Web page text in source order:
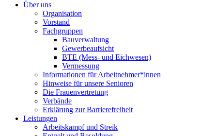
Über uns
Orga­ni­sa­tion
Vorstand
Fach­gruppen
Bauver­wal­tung
Gewer­be­auf­sicht
BTE (Mess- und Eichwesen)
Vermes­sung
Infor­ma­tionen für Arbeitnehmer*innen
Hinweise für unsere Senioren
Die Frau­en­ver­tre­tung
Verbände
Erklä­rung zur Barrierefreiheit
Leis­tungen
Arbeits­kampf und Streik